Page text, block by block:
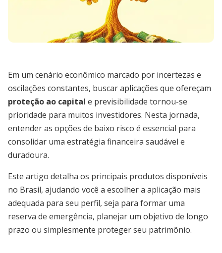
Em um cenário econômico marcado por incertezas e
oscilações constantes, buscar aplicações que ofereçam
proteção ao capital e previsibilidade tornou-se
prioridade para muitos investidores. Nesta jornada,
entender as opções de baixo risco é essencial para
consolidar uma estratégia financeira saudável e
duradoura.
Este artigo detalha os principais produtos disponíveis
no Brasil, ajudando você a escolher a aplicação mais
adequada para seu perfil, seja para formar uma
reserva de emergência, planejar um objetivo de longo
prazo ou simplesmente proteger seu patrimônio.